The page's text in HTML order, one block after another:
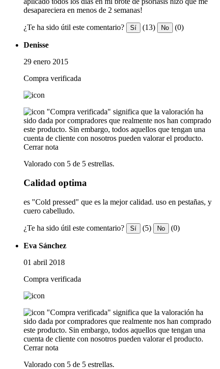
desapareciera en menos de 2 semanas!
¿Te ha sido útil este comentario? Sí (13) No (0)
Denisse
29 enero 2015
Compra verificada
"Compra verificada" significa que la valoración ha
sido dada por compradores que realmente nos han comprado
este producto. Sin embargo, todos aquellos que tengan una
cuenta de cliente con nosotros pueden valorar el producto.
Cerrar nota
Valorado con 5 de 5 estrellas.
Calidad optima
es "Cold pressed" que es la mejor calidad. uso en pestañas, y
cuero cabelludo.
¿Te ha sido útil este comentario? Sí (5) No (0)
Eva Sánchez
01 abril 2018
Compra verificada
"Compra verificada" significa que la valoración ha
sido dada por compradores que realmente nos han comprado
este producto. Sin embargo, todos aquellos que tengan una
cuenta de cliente con nosotros pueden valorar el producto.
Cerrar nota
Valorado con 5 de 5 estrellas.